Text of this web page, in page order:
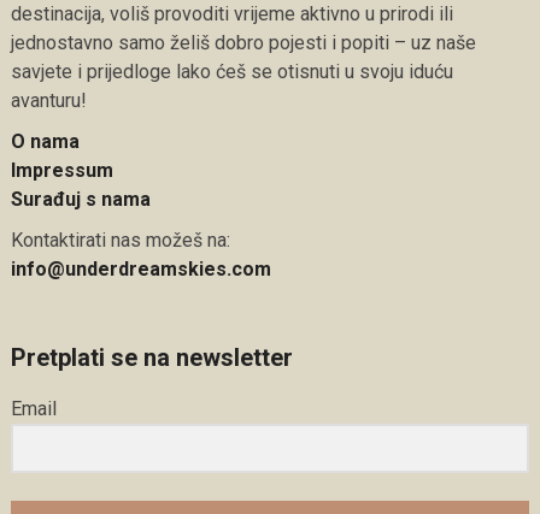
destinacija, voliš provoditi vrijeme aktivno u prirodi ili
jednostavno samo želiš dobro pojesti i popiti – uz naše
savjete i prijedloge lako ćeš se otisnuti u svoju iduću
avanturu!
O nama
Impressum
Surađuj s nama
Kontaktirati nas možeš na:
info@underdreamskies.com
Pretplati se na newsletter
Email